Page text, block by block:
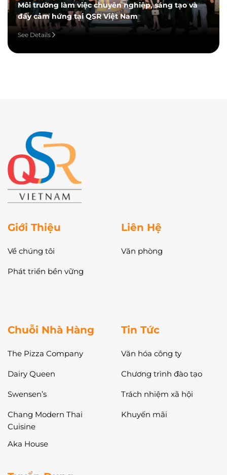
Môi trường làm việc chuyên nghiệp, sáng tạo và
đầy cảm hứng tại QSR Việt Nam
See Details
Giới Thiệu
Về chúng tôi
Phát triển bền vững
Liên Hệ
Văn phòng
Chuỗi Nhà Hàng
The Pizza Company
Dairy Queen
Swensen’s
Chang Modern Thai
Cuisine
Aka House
Tin Tức
Văn hóa công ty
Chương trình đào tạo
Trách nhiệm xã hội
Khuyến mãi